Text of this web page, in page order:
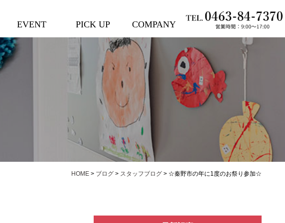
EVENT PICK UP COMPANY
HOME > ブログ > スタッフブログ > ☆秦野市の年に1度のお祭り参加☆